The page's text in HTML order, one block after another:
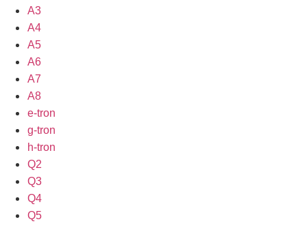
A3
A4
A5
A6
A7
A8
e-tron
g-tron
h-tron
Q2
Q3
Q4
Q5